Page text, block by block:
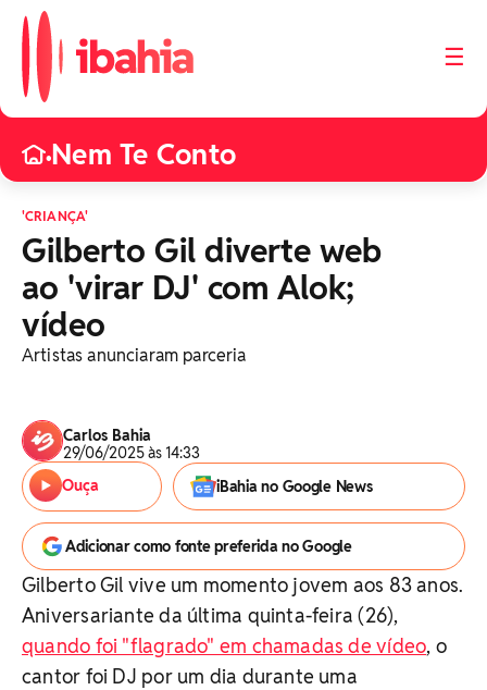
☰
•Nem Te Conto
'CRIANÇA'
Gilberto Gil diverte web
ao 'virar DJ' com Alok;
vídeo
Artistas anunciaram parceria
Carlos Bahia
29/06/2025 às 14:33
Ouça
iBahia no Google News
Adicionar como fonte preferida no Google
Gilberto Gil vive um momento jovem aos 83 anos.
Aniversariante da última quinta-feira (26),
quando foi "flagrado" em chamadas de vídeo, o
cantor foi DJ por um dia durante uma